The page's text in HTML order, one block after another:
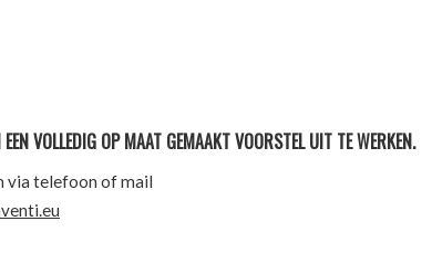
VOLLEDIG OP MAAT GEMAAKT VOORSTEL UIT TE WERKEN.
via telefoon of mail